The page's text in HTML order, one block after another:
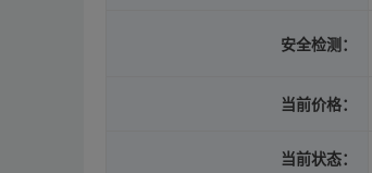
安全检测：
当前价格：
当前状态：